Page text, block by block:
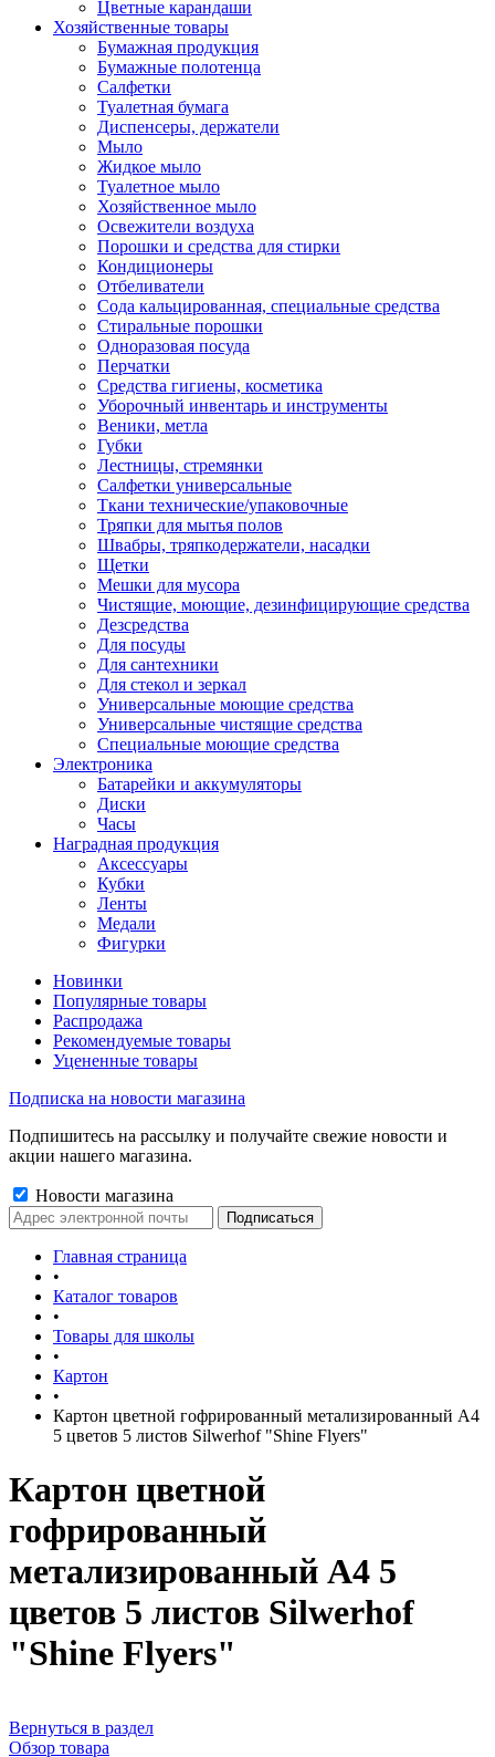
Цветные карандаши
Хозяйственные товары
Бумажная продукция
Бумажные полотенца
Салфетки
Туалетная бумага
Диспенсеры, держатели
Мыло
Жидкое мыло
Туалетное мыло
Хозяйственное мыло
Освежители воздуха
Порошки и средства для стирки
Кондиционеры
Отбеливатели
Сода кальцированная, специальные средства
Стиральные порошки
Одноразовая посуда
Перчатки
Средства гигиены, косметика
Уборочный инвентарь и инструменты
Веники, метла
Губки
Лестницы, стремянки
Салфетки универсальные
Ткани технические/упаковочные
Тряпки для мытья полов
Швабры, тряпкодержатели, насадки
Щетки
Мешки для мусора
Чистящие, моющие, дезинфицирующие средства
Дезсредства
Для посуды
Для сантехники
Для стекол и зеркал
Универсальные моющие средства
Универсальные чистящие средства
Специальные моющие средства
Электроника
Батарейки и аккумуляторы
Диски
Часы
Наградная продукция
Аксессуары
Кубки
Ленты
Медали
Фигурки
Новинки
Популярные товары
Распродажа
Рекомендуемые товары
Уцененные товары
Подписка на новости магазина
Подпишитесь на рассылку и получайте свежие новости и
акции нашего магазина.
Новости магазина
Главная страница
•
Каталог товаров
•
Товары для школы
•
Картон
•
Картон цветной гофрированный метализированный А4
5 цветов 5 листов Silwerhof "Shine Flyers"
Картон цветной
гофрированный
метализированный А4 5
цветов 5 листов Silwerhof
"Shine Flyers"
Вернуться в раздел
Обзор товара